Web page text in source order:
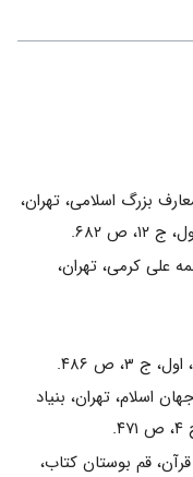
بزرگ اسلامی، تهران،
علی کرمی، تهران،
اسلام، تهران، بنیاد
قم بوستان کتاب،